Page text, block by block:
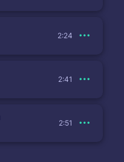
2:24
2:41
2:51